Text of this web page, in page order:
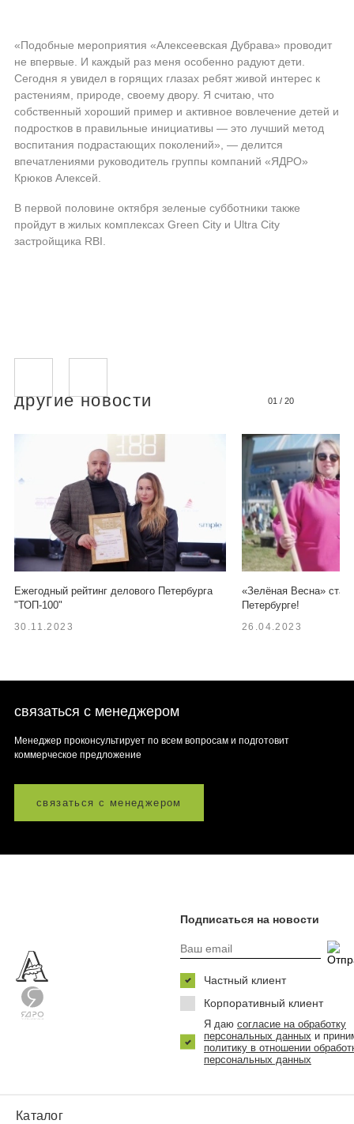
«Подобные мероприятия «Алексеевская Дубрава» проводит
не впервые. И каждый раз меня особенно радуют дети.
Сегодня я увидел в горящих глазах ребят живой интерес к
растениям, природе, своему двору. Я считаю, что
собственный хороший пример и активное вовлечение детей и
подростков в правильные инициативы — это лучший метод
воспитания подрастающих поколений», — делится
впечатлениями руководитель группы компаний «ЯДРО»
Крюков Алексей.
В первой половине октября зеленые субботники также
пройдут в жилых комплексах Green City и Ultra City
застройщика RBI.
другие новости 01 / 20
Ежегодный рейтинг делового Петербурга
"ТОП-100"
30.11.2023
«Зелёная Весна»
Петербурге!
26.04.2023
связаться с менеджером
Менеджер проконсультирует по всем вопросам и подготовит
коммерческое предложение
связаться с менеджером
Каталог
Подписаться на новости
Частный клиент
Корпоративный клиент
Я даю согласие на обработку
персональных данных и
политику в отношении
персональных данных